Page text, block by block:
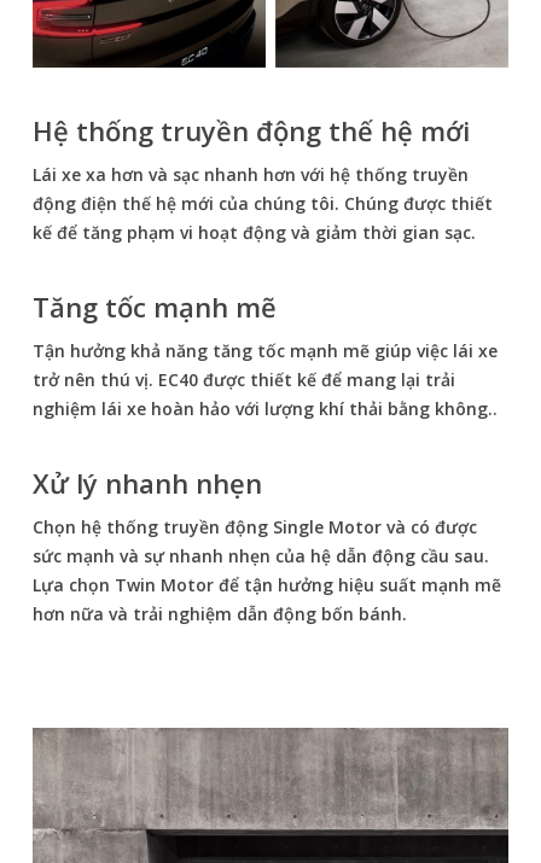
Hệ thống truyền động thế hệ mới
Lái xe xa hơn và sạc nhanh hơn với hệ thống truyền
động điện thế hệ mới của chúng tôi. Chúng được thiết
kế để tăng phạm vi hoạt động và giảm thời gian sạc.
Tăng tốc mạnh mẽ
Tận hưởng khả năng tăng tốc mạnh mẽ giúp việc lái xe
trở nên thú vị. EC40 được thiết kế để mang lại trải
nghiệm lái xe hoàn hảo với lượng khí thải bằng không..
Xử lý nhanh nhẹn
Chọn hệ thống truyền động Single Motor và có được
sức mạnh và sự nhanh nhẹn của hệ dẫn động cầu sau.
Lựa chọn Twin Motor để tận hưởng hiệu suất mạnh mẽ
hơn nữa và trải nghiệm dẫn động bốn bánh.